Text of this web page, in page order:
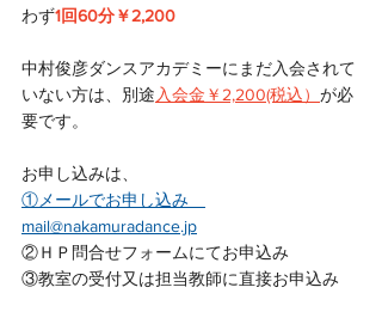
わず1回60分￥2,200
中村俊彦ダンスアカデミーにまだ入会されて
いない方は、別途 入会金￥2,200(税込） が必
要です。
お申し込みは、
①メールでお申し込み
mail@nakamuradance.jp
②ＨＰ問合せフォームにてお申込み
③教室の受付又は担当教師に直接お申込み